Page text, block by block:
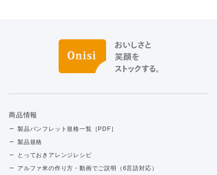
商品情報
製品パンフレット規格一覧［PDF］
製品規格
とっておきアレンジレシピ
アルファ米の作り方・動画でご説明（6言語対応）